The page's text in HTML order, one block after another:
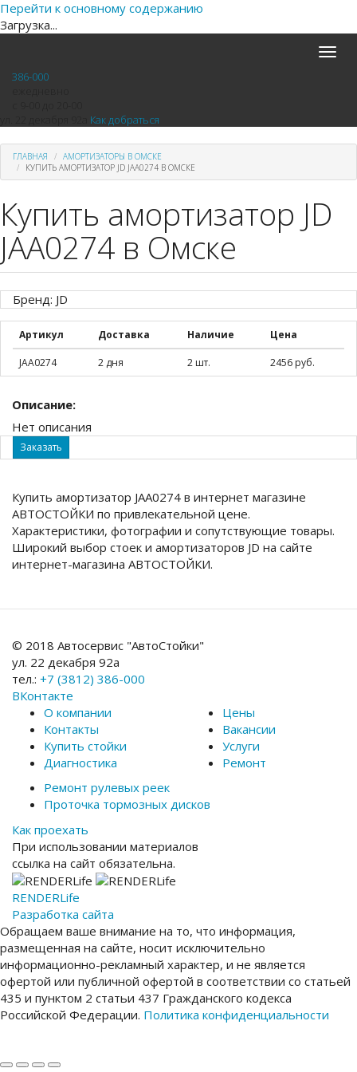
Перейти к основному содержанию
Загрузка...
Toggle
386-000
Как добраться
ГЛАВНАЯ
АМОРТИЗАТОРЫ В ОМСКЕ
КУПИТЬ АМОРТИЗАТОР JD JAA0274 В ОМСКЕ
Купить амортизатор JD
JAA0274 в Омске
Бренд: JD
Артикул Доставка Наличие Цена
JAA0274 2 дня 2 шт. 2456 руб.
Описание:
Нет описания
Заказать
Купить амортизатор JAA0274 в интернет магазине
АВТОСТОЙКИ по привлекательной цене.
Характеристики, фотографии и сопутствующие товары.
Широкий выбор стоек и амортизаторов JD на сайте
интернет-магазина АВТОСТОЙКИ.
© 2018 Автосервис "АвтоСтойки"
ул. 22 декабря 92а
тел.: +7 (3812) 386-000
ВКонтакте
О компании
Контакты
Купить стойки
Диагностика
Цены
Вакансии
Услуги
Ремонт
Ремонт рулевых реек
Проточка тормозных дисков
Как проехать
При использовании материалов
ссылка на сайт обязательна.
RENDERLife
Разработка сайта
Обращаем ваше внимание на то, что информация,
размещенная на сайте, носит исключительно
информационно-рекламный характер, и не является
офертой или публичной офертой в соответствии со статьей
435 и пунктом 2 статьи 437 Гражданского кодекса
Российской Федерации. Политика конфиденциальности